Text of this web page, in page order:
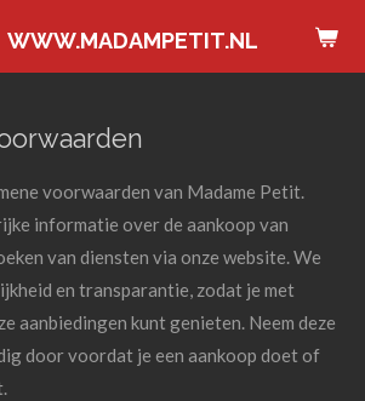
WWW.MADAMPETIT.NL
voorwaarden van Madame Petit.
informatie over de aankoop van
van diensten via onze website. We
en transparantie, zodat je met
aanbiedingen kunt genieten. Neem deze
door voordat je een aankoop doet of